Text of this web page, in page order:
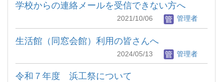
学校からの連絡メールを受信できない方へ
2021/10/06 管理者
生活館（同窓会館）利用の皆さんへ
2024/05/13 管理者
令和７年度 浜工祭について